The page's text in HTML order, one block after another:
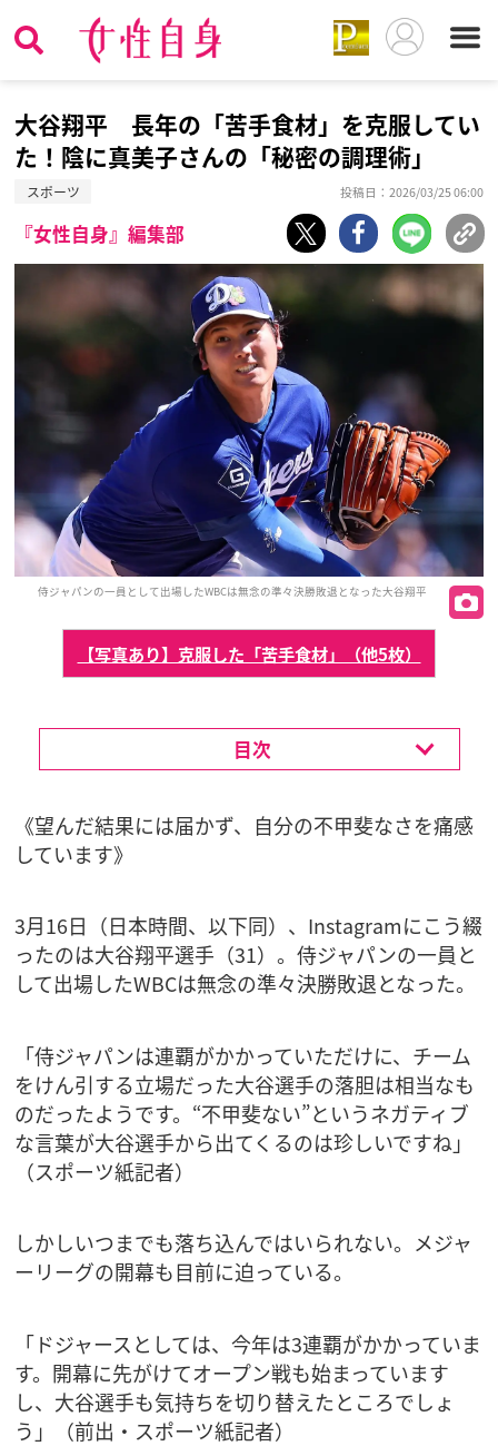
大谷翔平 長年の「苦手食材」を克服してい
た！陰に真美子さんの「秘密の調理術」
スポーツ 投稿日：2026/03/25 06:00
『女性自身』編集部
侍ジャパンの一員として出場したWBCは無念の準々決勝敗退となった大谷翔平
【写真あり】克服した「苦手食材」（他5枚）
目次
《望んだ結果には届かず、自分の不甲斐なさを痛感
しています》
3月16日（日本時間、以下同）、Instagramにこう綴
ったのは大谷翔平選手（31）。侍ジャパンの一員と
して出場したWBCは無念の準々決勝敗退となった。
「侍ジャパンは連覇がかかっていただけに、チーム
をけん引する立場だった大谷選手の落胆は相当なも
のだったようです。“不甲斐ない”というネガティブ
な言葉が大谷選手から出てくるのは珍しいですね」
（スポーツ紙記者）
しかしいつまでも落ち込んではいられない。メジャ
ーリーグの開幕も目前に迫っている。
「ドジャースとしては、今年は3連覇がかかっていま
す。開幕に先がけてオープン戦も始まっています
し、大谷選手も気持ちを切り替えたところでしょ
う」（前出・スポーツ紙記者）